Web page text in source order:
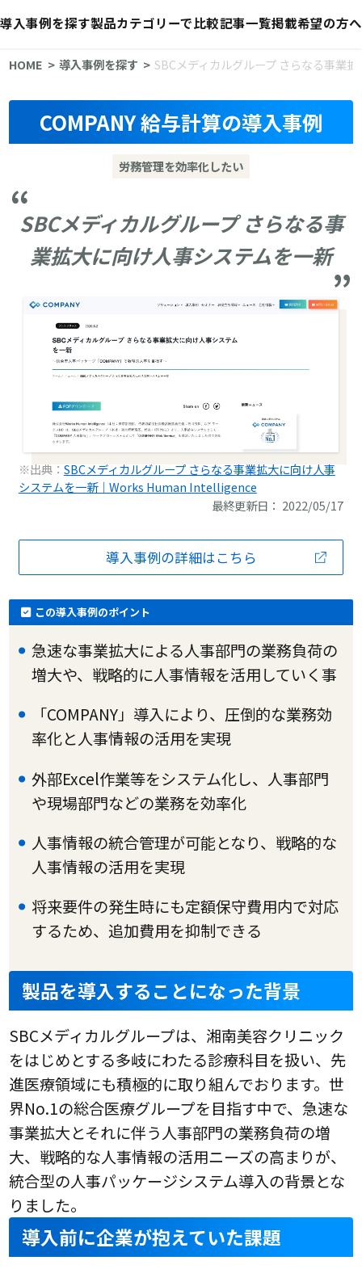
導入事例を探す製品カテゴリーで比較記事一覧掲載希望の方へ
HOME 導入事例を探す SBCメディカルグループ さらなる事業
COMPANY 給与計算の導入事例
労務管理を効率化したい
SBCメディカルグループ さらなる事
業拡大に向け人事システムを一新
※出典： SBCメディカルグループ さらなる事業拡大に向け人事
システムを一新｜Works Human Intelligence
最終更新日： 2022/05/17
導入事例の詳細はこちら
この導入事例のポイント
急速な事業拡大による人事部門の業務負荷の
増大や、戦略的に人事情報を活用していく事
「COMPANY」導入により、圧倒的な業務効
率化と人事情報の活用を実現
外部Excel作業等をシステム化し、人事部門
や現場部門などの業務を効率化
人事情報の統合管理が可能となり、戦略的な
人事情報の活用を実現
将来要件の発生時にも定額保守費用内で対応
するため、追加費用を抑制できる
製品を導入することになった背景
SBCメディカルグループは、湘南美容クリニック
をはじめとする多岐にわたる診療科目を扱い、先
進医療領域にも積極的に取り組んでおります。世
界No.1の総合医療グループを目指す中で、急速な
事業拡大とそれに伴う人事部門の業務負荷の増
大、戦略的な人事情報の活用ニーズの高まりが、
統合型の人事パッケージシステム導入の背景とな
りました。
導入前に企業が抱えていた課題